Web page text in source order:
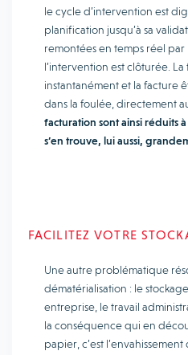
le cycle d’intervention est
planification jusqu’à sa
remontées en temps réel
l’intervention est clôturée.
instantanément et la facture
dans la foulée, directement
facturation sont ainsi réduits
s’en trouve, lui aussi,
FACILITEZ VOTRE
Une autre problématique
dématérialisation : le
entreprise, le travail
la conséquence qui en
papier, c’est